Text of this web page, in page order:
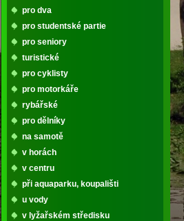
pro dva
pro studentské partie
pro seniory
turistické
pro cyklisty
pro motorkáře
rybářské
pro dělníky
na samotě
v horách
v centru
při aquaparku, koupališti
u vody
v lyžařském středisku